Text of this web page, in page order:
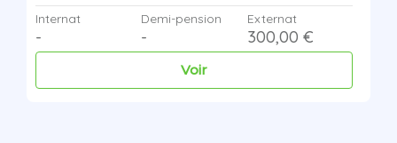
Internat
-
Demi-pension
-
Externat
300,00 €
Voir